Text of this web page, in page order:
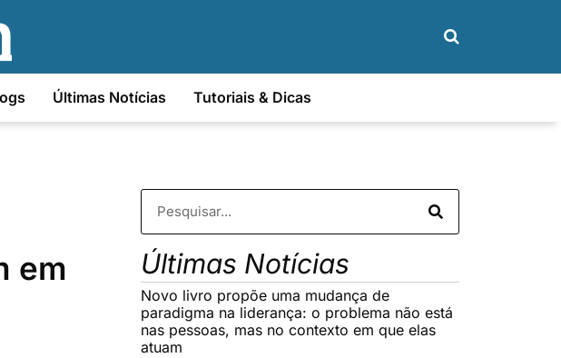
Últimas Notícias Tutoriais & Dicas
em
Últimas Notícias
Novo livro propõe uma mudança de
paradigma na liderança: o problema não está
nas pessoas, mas no contexto em que elas
atuam